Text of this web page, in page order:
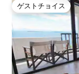
ゲストチョイス
ゲストチョイス